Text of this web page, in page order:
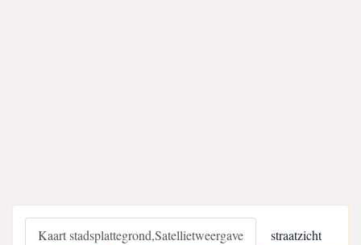
Kaart stadsplattegrond,Satellietweergave straatzicht